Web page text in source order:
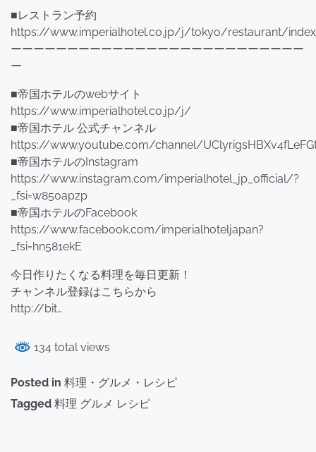
■レストラン予約
https://www.imperialhotel.co.jp/j/tokyo/restaurant/
ーーーーーーーーーーーーーーーーーーーーーーーーーー
ー
■帝国ホテルのwebサイト
https://www.imperialhotel.co.jp/j/
■帝国ホテル 公式チャンネル
https://www.youtube.com/channel/
■帝国ホテルのInstagram
https://www.instagram.com/imperialhotel_jp_official/?
_fsi=w850apzp
■帝国ホテルのFacebook
https://www.facebook.com/imperialhoteljapan?
_fsi=hn581ekE
今日作りたくなる料理を毎日更新！
チャンネル登録はこちらから
http://bit…
134 total views
Posted in 料理・グルメ・レシピ
Tagged 料理 グルメ レシピ